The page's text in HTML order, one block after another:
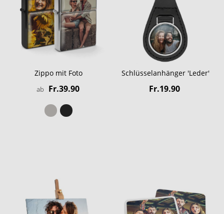
Zippo mit Foto
ab Fr.39.90
Schlüsselanhänger 'Leder'
Fr.19.90